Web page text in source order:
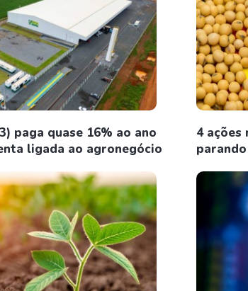
paga quase 16% ao ano
ligada ao agronegócio
4 ações